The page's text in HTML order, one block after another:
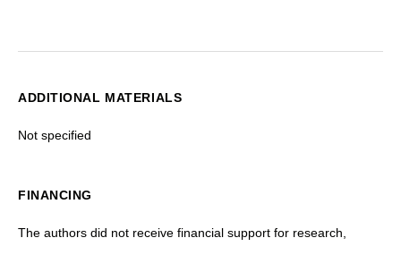
ADDITIONAL MATERIALS
Not specified
FINANCING
The authors did not receive financial support for research,